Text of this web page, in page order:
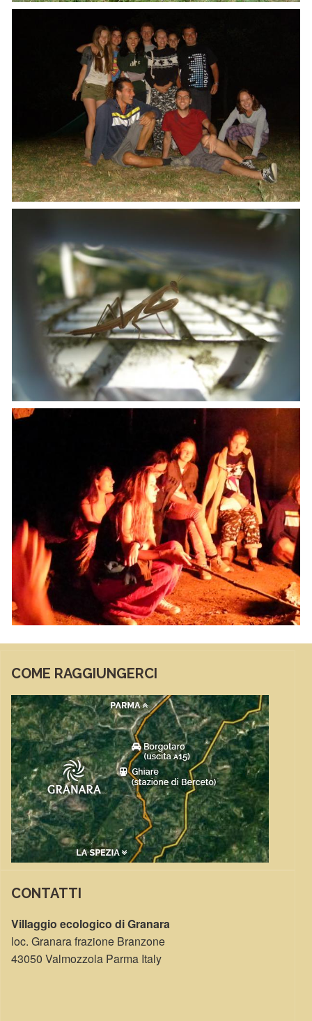
COME RAGGIUNGERCI
CONTATTI
Villaggio ecologico di Granara
loc. Granara frazione Branzone
43050 Valmozzola Parma Italy